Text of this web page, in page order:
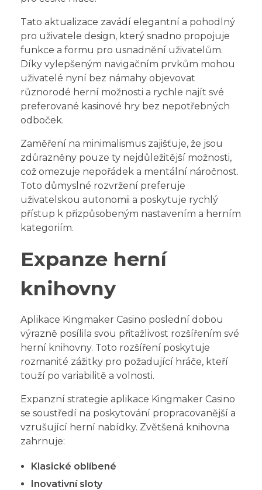
Tato aktualizace zavádí elegantní a pohodlný
pro uživatele design, který snadno propojuje
funkce a formu pro usnadnění uživatelům.
Díky vylepšeným navigačním prvkům mohou
uživatelé nyní bez námahy objevovat
různorodé herní možnosti a rychle najít své
preferované kasinové hry bez nepotřebných
odboček.
Zaměření na minimalismus zajišťuje, že jsou
zdůrazněny pouze ty nejdůležitější možnosti,
což omezuje nepořádek a mentální náročnost.
Toto důmyslné rozvržení preferuje
uživatelskou autonomii a poskytuje rychlý
přístup k přizpůsobeným nastavením a herním
kategoriím.
Expanze herní
knihovny
Aplikace Kingmaker Casino poslední dobou
výrazně posílila svou přitažlivost rozšířením své
herní knihovny. Toto rozšíření poskytuje
rozmanité zážitky pro požadující hráče, kteří
touží po variabilitě a volnosti.
Expanzní strategie aplikace Kingmaker Casino
se soustředí na poskytování propracovanější a
vzrušující herní nabídky. Zvětšená knihovna
zahrnuje:
Klasické oblíbené
Inovativní sloty